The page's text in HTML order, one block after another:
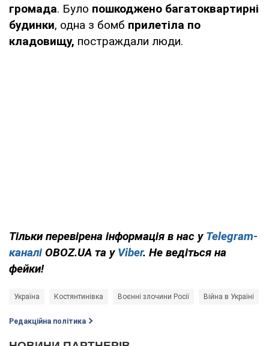
громада. Було пошкоджено багатоквартирні
будинки, одна з бомб прилетіла по
кладовищу, постраждали люди.
Тільки перевірена інформація в нас у Telegram-
каналі OBOZ.UA та у Viber. Не ведіться на
фейки!
Україна Костянтинівка Воєнні злочини Росії Війна в Україні
Редакційна політика